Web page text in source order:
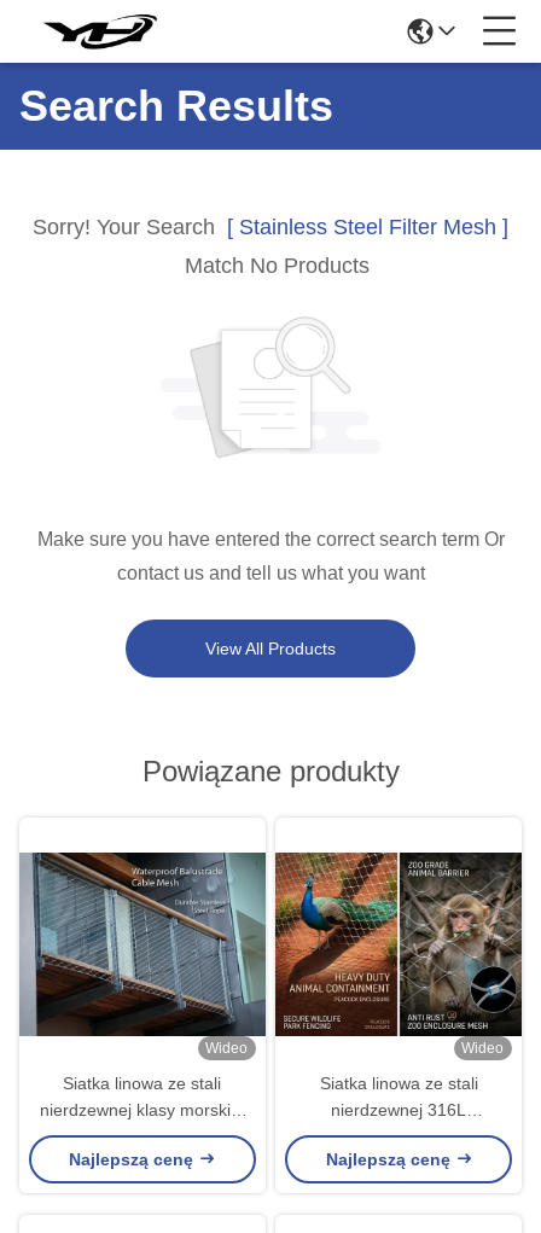
Search Results
Sorry! Your Search [ Stainless Steel Filter Mesh ]
Match No Products
Make sure you have entered the correct search term Or
contact us and tell us what you want
View All Products
Powiązane produkty
Wideo
Siatka linowa ze stali
nierdzewnej klasy morskiej
316, wodoodporna siatka
kablowa balustradowa z
otworem 100 mm * 100 mm
Najlepszą cenę
Wideo
Siatka linowa ze stali
nierdzewnej 316L
antykorozyjna 3,2 mm do
ogrodzeń dla zwierząt w zoo
Najlepszą cenę